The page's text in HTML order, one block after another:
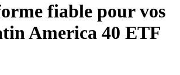
fiable pour vos
America 40 ETF